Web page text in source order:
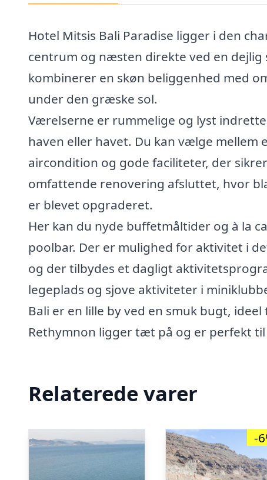
Hotel Mitsis Bali Paradise ligger i den
centrum og næsten direkte ved en
kombinerer en skøn beliggenhed med
under den græske sol.
Værelserne er rummelige og lyst
haven eller havet. Du kan vælge
aircondition og gode faciliteter, der
omfattende renovering afsluttet, hvor
er blevet opgraderet.
Her kan du nyde buffetmåltider og à la
poolbar. Der er mulighed for aktivitet i
og der tilbydes et dagligt
legeplads og sjove aktiviteter i
Bali er en lille by ved en smuk bugt,
Rethymnon ligger tæt på og er perfekt
Relaterede varer
-